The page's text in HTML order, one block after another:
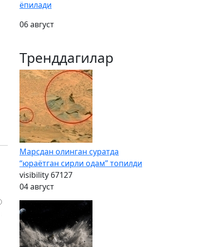
ёпилади
06 август
Тренддагилар
Марсдан олинган суратда
“юраётган сирли одам” топилди
visibility 67127
04 август